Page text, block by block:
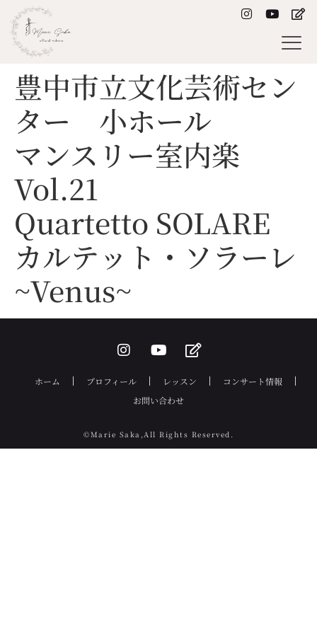
豊中市立文化芸術セン
ター 小ホール
マンスリー室内楽
Vol.21
Quartetto SOLARE
カルテット・ソラーレ
~Venus~
ホーム プロフィール レッスン
コンサート情報
お問い合わせ
©Marie Saka,All Rights Reserved.